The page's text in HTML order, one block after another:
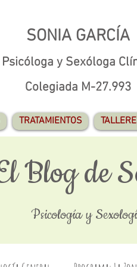
SONIA GARCÍA
Psicóloga y Sexóloga
Colegiada M-27.993
TRATAMIENTOS
Blog de
Psicología y